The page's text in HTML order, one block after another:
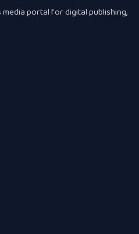
portal for digital publishing,